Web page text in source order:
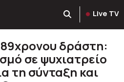
Live TV
δράστη:
σε ψυχιατρείο
τη σύνταξη και